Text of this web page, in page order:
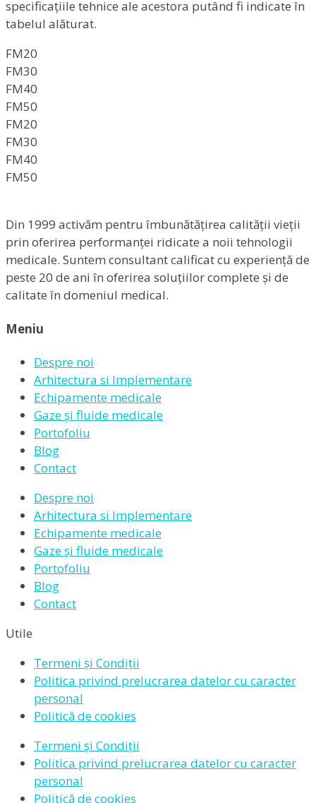
specificațiile tehnice ale acestora putând fi indicate în
tabelul alăturat.
FM20
FM30
FM40
FM50
FM20
FM30
FM40
FM50
Din 1999 activăm pentru îmbunătățirea calității vieții
prin oferirea performanței ridicate a noii tehnologii
medicale. Suntem consultant calificat cu experiență de
peste 20 de ani în oferirea soluțiilor complete și de
calitate în domeniul medical.
Meniu
Despre noi
Arhitectura si Implementare
Echipamente medicale
Gaze și fluide medicale
Portofoliu
Blog
Contact
Despre noi
Arhitectura si Implementare
Echipamente medicale
Gaze și fluide medicale
Portofoliu
Blog
Contact
Utile
Termeni și Condiții
Politica privind prelucrarea datelor cu caracter
personal
Politică de cookies
Termeni și Condiții
Politica privind prelucrarea datelor cu caracter
personal
Politică de cookies